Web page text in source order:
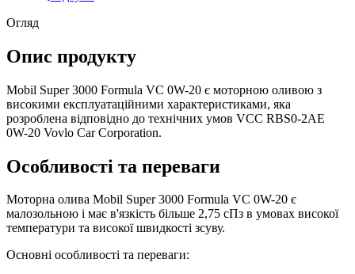
Огляд
Опис продукту
Mobil Super 3000 Formula VC 0W-20 є моторною оливою з
високими експлуатаційними характеристиками, яка
розроблена відповідно до технічних умов VCC RBS0-2AE
0W-20 Vovlo Car Corporation.
Особливості та переваги
Моторна олива Mobil Super 3000 Formula VC 0W-20 є
малозольною і має в'язкість більше 2,75 сПз в умовах високої
температури та високої швидкості зсуву.
Основні особливості та переваги: